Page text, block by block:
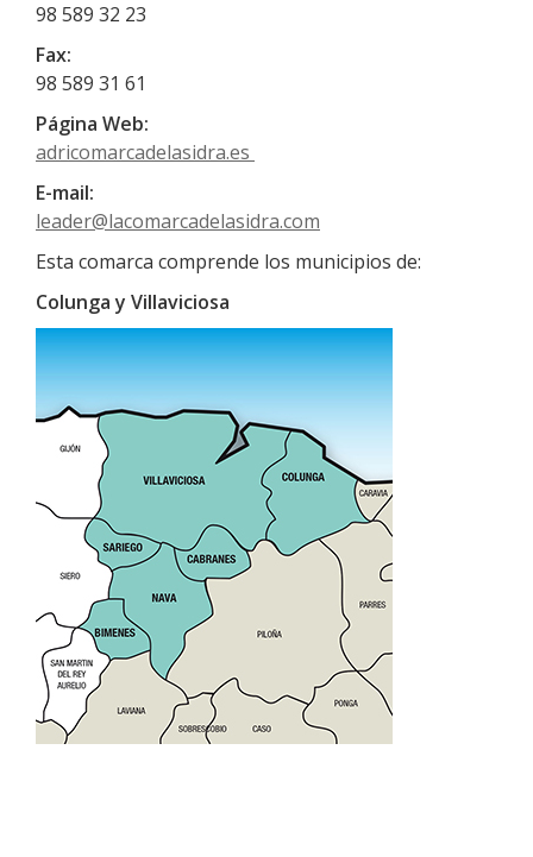
98 589 32 23
Fax:
98 589 31 61
Página Web:
adricomarcadelasidra.es
E-mail:
leader@lacomarcadelasidra.com
Esta comarca comprende los municipios de:
Colunga y Villaviciosa